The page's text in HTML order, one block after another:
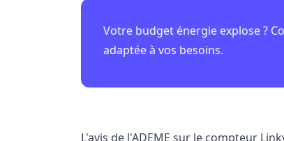
Votre budget énergie explose ?
adaptée à vos besoins.
L'avis de l'ADEME sur le compteur